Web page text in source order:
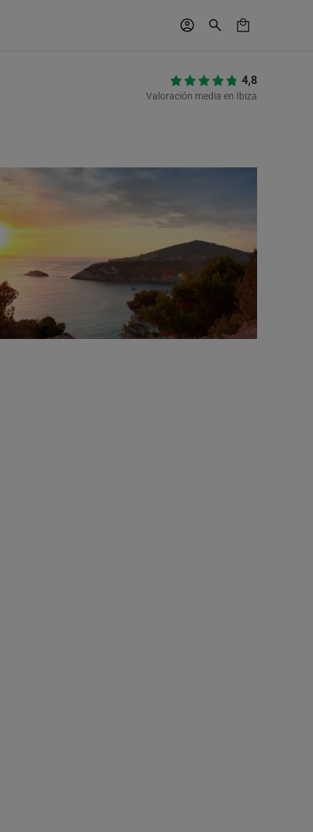
4,8
Valoración media en Ibiza